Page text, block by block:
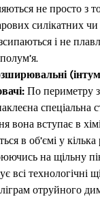
не просто з
силікатних
і не
По периметру
спеціальна
вона вступає в
в об’ємі у кілька
на щільну
всі
отруйного